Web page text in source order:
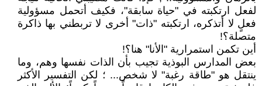
لفعل ارتكبته في "حياة سابقة"، فكيف أتحمل مسؤولية
فعلٍ لا أتذكره، ارتكبته "ذات" أخرى لا تربطني بها ذاكرة
متصلة؟!
أين تكمن استمرارية "الأنا" هنا؟!
بعض المدارس البوذية تجيب بأن الذات نفسها وهم، وما
ينتقل هو "طاقة رغبة" لا شخص... ؛ لكن التفسير الأكثر